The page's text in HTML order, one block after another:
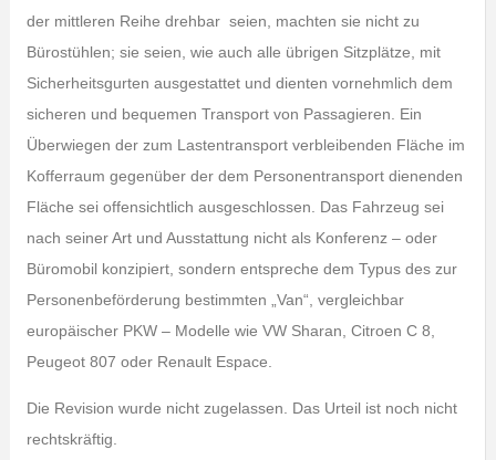
der mittleren Reihe drehbar seien, machten sie nicht zu
Bürostühlen; sie seien, wie auch alle übrigen Sitzplätze, mit
Sicherheitsgurten ausgestattet und dienten vornehmlich dem
sicheren und bequemen Transport von Passagieren. Ein
Überwiegen der zum Lastentransport verbleibenden Fläche im
Kofferraum gegenüber der dem Personentransport dienenden
Fläche sei offensichtlich ausgeschlossen. Das Fahrzeug sei
nach seiner Art und Ausstattung nicht als Konferenz – oder
Büromobil konzipiert, sondern entspreche dem Typus des zur
Personenbeförderung bestimmten „Van“, vergleichbar
europäischer PKW – Modelle wie VW Sharan, Citroen C 8,
Peugeot 807 oder Renault Espace.
Die Revision wurde nicht zugelassen. Das Urteil ist noch nicht
rechtskräftig.